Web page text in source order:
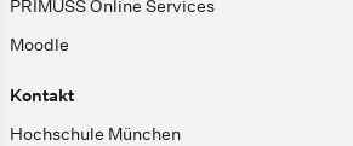
PRIMUSS Online Services
Moodle
Kontakt
Hochschule München